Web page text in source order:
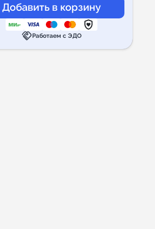
handshakeРаботаем с ЭДО